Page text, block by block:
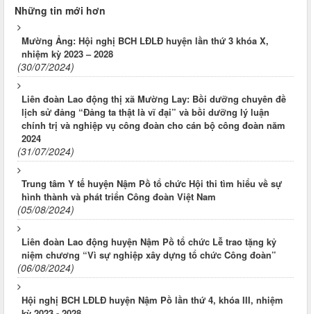
Những tin mới hơn
Mường Ảng: Hội nghị BCH LĐLĐ huyện lần thứ 3 khóa X,
nhiệm kỳ 2023 – 2028
(30/07/2024)
Liên đoàn Lao động thị xã Mường Lay: Bồi dưỡng chuyên đề
lịch sử đảng “Đảng ta thật là vĩ đại” và bồi dưỡng lý luận
chính trị và nghiệp vụ công đoàn cho cán bộ công đoàn năm
2024
(31/07/2024)
Trung tâm Y tế huyện Nậm Pồ tổ chức Hội thi tìm hiểu về sự
hình thành và phát triển Công đoàn Việt Nam
(05/08/2024)
Liên đoàn Lao động huyện Nậm Pồ tổ chức Lễ trao tặng kỷ
niệm chương “Vì sự nghiệp xây dựng tổ chức Công đoàn”
(06/08/2024)
Hội nghị BCH LĐLĐ huyện Nậm Pồ lần thứ 4, khóa III, nhiệm